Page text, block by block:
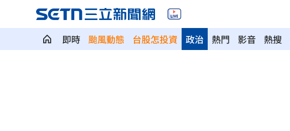
即時 颱風動態 台股怎投資 熱門 影音 熱搜
政治